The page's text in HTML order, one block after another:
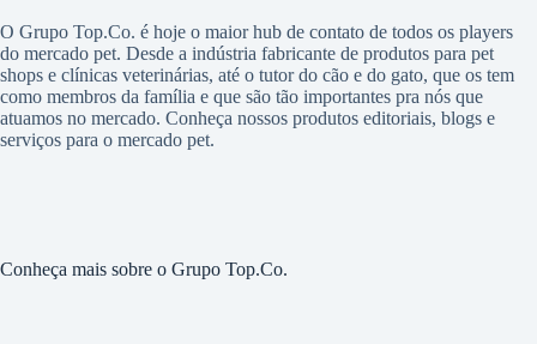
O Grupo Top.Co. é hoje o maior hub de contato de todos os players
do mercado pet. Desde a indústria fabricante de produtos para pet
shops e clínicas veterinárias, até o tutor do cão e do gato, que os tem
como membros da família e que são tão importantes pra nós que
atuamos no mercado. Conheça nossos produtos editoriais, blogs e
serviços para o mercado pet.
Conheça mais sobre o Grupo Top.Co.